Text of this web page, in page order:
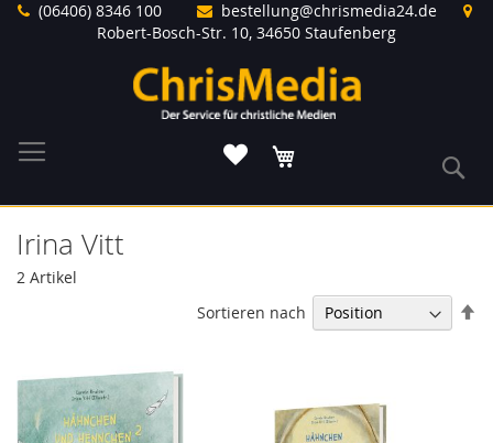
Direkt(06406) 8346 100
bestellung@chrismedia24.de
Robert-Bosch-Str. 10, 34650 Staufenberg
Irina Vitt
2 Artikel
Sortieren nach